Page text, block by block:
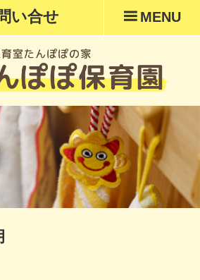
い合せ MENU